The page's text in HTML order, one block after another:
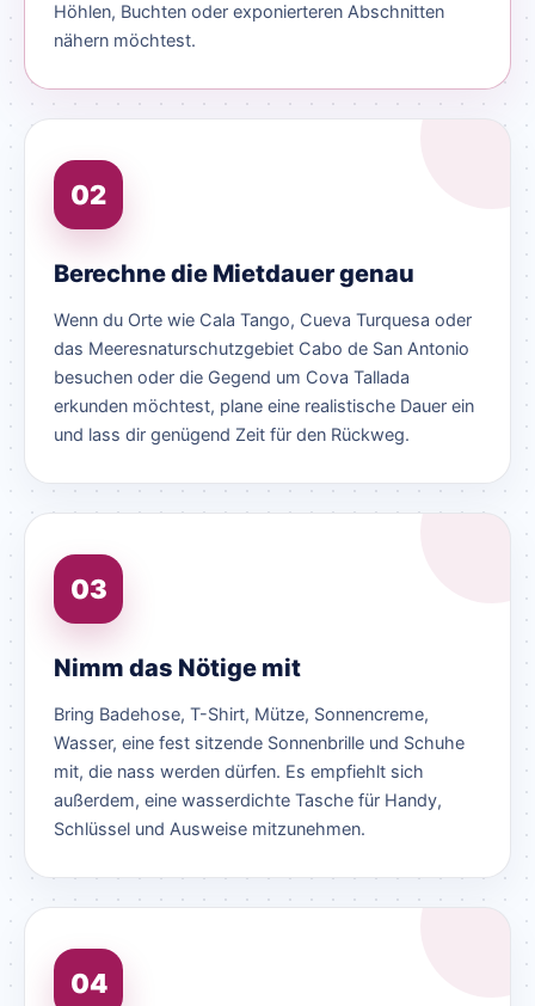
Höhlen, Buchten oder exponierteren Abschnitten
nähern möchtest.
02
Berechne die Mietdauer genau
Wenn du Orte wie Cala Tango, Cueva Turquesa oder
das Meeresnaturschutzgebiet Cabo de San Antonio
besuchen oder die Gegend um Cova Tallada
erkunden möchtest, plane eine realistische Dauer ein
und lass dir genügend Zeit für den Rückweg.
03
Nimm das Nötige mit
Bring Badehose, T-Shirt, Mütze, Sonnencreme,
Wasser, eine fest sitzende Sonnenbrille und Schuhe
mit, die nass werden dürfen. Es empfiehlt sich
außerdem, eine wasserdichte Tasche für Handy,
Schlüssel und Ausweise mitzunehmen.
04